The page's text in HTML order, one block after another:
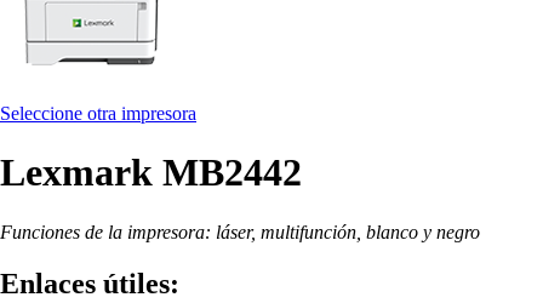
Seleccione otra impresora
Lexmark MB2442
Funciones de la impresora: láser, multifunción, blanco y negro
Enlaces útiles: